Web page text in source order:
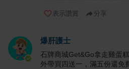
表示讚賞 分享
爆肝護士
石牌商城Get&Go拿走雞蛋
外帶買四送一，滿五份還免